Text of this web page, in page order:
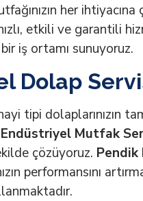
her
etkili ve garantili
iş ortamı sunuyoruz.
Dolap
tipi dolaplarınızın
Endüstriyel Mutfak
çözüyoruz.
performansını